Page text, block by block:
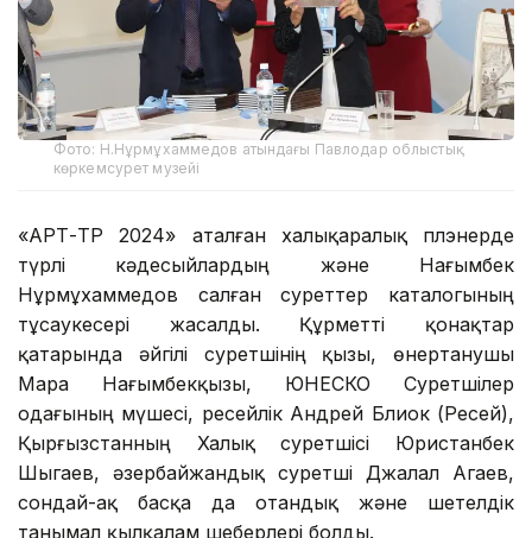
Фото: Н.Нұрмұхаммедов атындағы Павлодар облыстық
көркемсурет музейі
«АРТ-ТӨР 2024» аталған халықаралық плэнерде
түрлі кәдесыйлардың және Нағымбек
Нұрмұхаммедов салған суреттер каталогының
тұсаукесері жасалды. Құрметті қонақтар
қатарында әйгілі суретшінің қызы, өнертанушы
Мара Нағымбекқызы, ЮНЕСКО Суретшілер
одағының мүшесі, ресейлік Андрей Блиок (Ресей),
Қырғызстанның Халық суретшісі Юристанбек
Шыгаев, әзербайжандық суретші Джалал Агаев,
сондай-ақ басқа да отандық және шетелдік
танымал қылқалам шеберлері болды.